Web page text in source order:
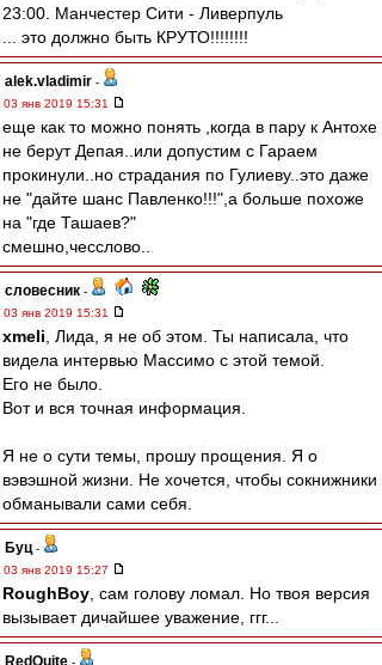
23:00. Манчестер Сити - Ливерпуль
... это должно быть КРУТО!!!!!!!!
alek.vladimir -
03 янв 2019 15:31
еще как то можно понять ,когда в пару к Антохе
не берут Депая..или допустим с Гараем
прокинули..но страдания по Гулиеву..это даже
не "дайте шанс Павленко!!!",а больше похоже
на "где Ташаев?"
смешно,чесслово..
словесник -
03 янв 2019 15:31
xmeli , Лида, я не об этом. Ты написала, что
видела интервью Массимо с этой темой.
Его не было.
Вот и вся точная информация.
Я не о сути темы, прошу прощения. Я о
вэвэшной жизни. Не хочется, чтобы сокнижники
обманывали сами себя.
Буц -
03 янв 2019 15:27
RoughBoy , сам голову ломал. Но твоя версия
вызывает дичайшее уважение, ггг...
RedQuite -